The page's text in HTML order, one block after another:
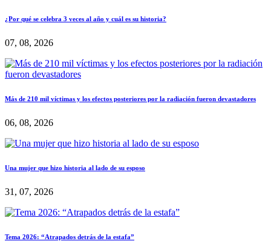
¿Por qué se celebra 3 veces al año y cuál es su historia?
07, 08, 2026
Más de 210 mil víctimas y los efectos posteriores por la radiación fueron devastadores
06, 08, 2026
Una mujer que hizo historia al lado de su esposo
31, 07, 2026
Tema 2026: “Atrapados detrás de la estafa”